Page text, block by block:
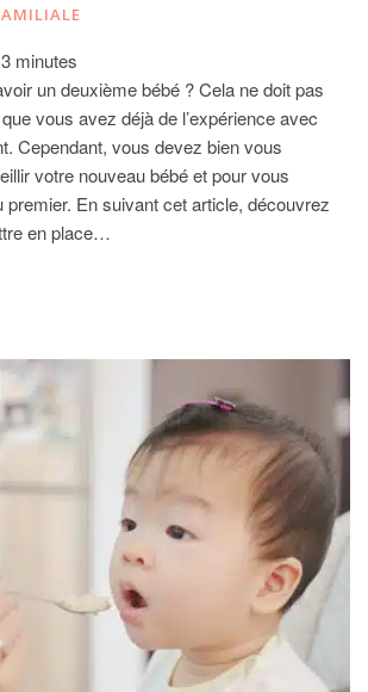
3 minutes
un deuxième bébé ? Cela ne doit pas
vous avez déjà de l’expérience avec
Cependant, vous devez bien vous
votre nouveau bébé et pour vous
premier. En suivant cet article, découvrez
en place…